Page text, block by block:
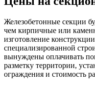
Железобетонные секции
чем кирпичные или
изготовление
специализированной
вынуждены оплачивать
разметку территории,
ограждения и стоимость